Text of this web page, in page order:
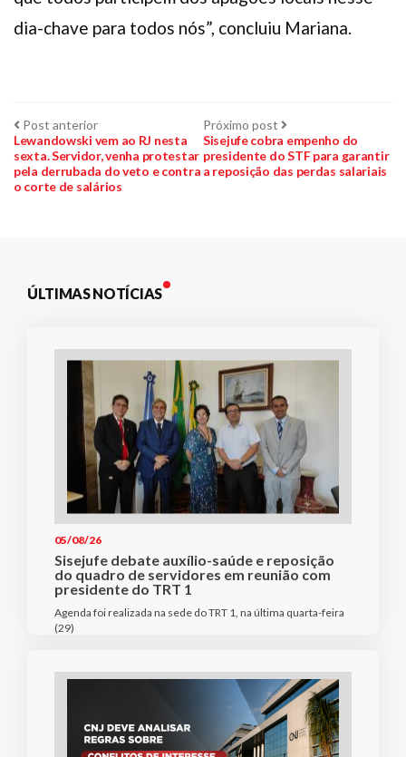
dia-chave para todos nós”, concluiu Mariana.
Navegação
de
Post
Post anteriorPost
anterior:
Lewandowski vem ao RJ nesta
sexta. Servidor, venha protestar
pela derrubada do veto e contra
o corte de salários
Próximo post Próximo
post:
Sisejufe cobra empenho do
presidente do STF para garantir
a reposição das perdas salariais
ÚLTIMAS NOTÍCIAS
05/08/26
Sisejufe debate auxílio-saúde e reposição
do quadro de servidores em reunião com
presidente do TRT 1
Agenda foi realizada na sede do TRT 1, na última quarta-feira
(29)